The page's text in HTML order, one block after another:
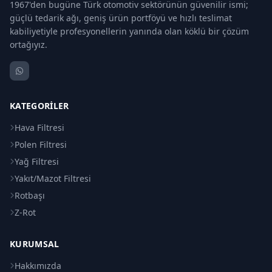
1967'den bugüne Türk otomotiv sektörünün güvenilir ismi;
güçlü tedarik ağı, geniş ürün portföyü ve hızlı teslimat
kabiliyetiyle profesyonellerin yanında olan köklü bir çözüm
ortağıyız.
KATEGORILER
Hava Filtresi
Polen Filtresi
Yağ Filtresi
Yakıt/Mazot Filtresi
Rotbaşı
Z-Rot
KURUMSAL
Hakkımızda